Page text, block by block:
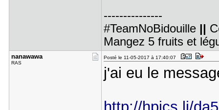
---------------
#TeamNoBidouille ||
Mangez 5 fruits et
nanawawa
RAS
Posté le 11-05-2017 à 17:40:07
j'ai eu le
http://hpics.li/